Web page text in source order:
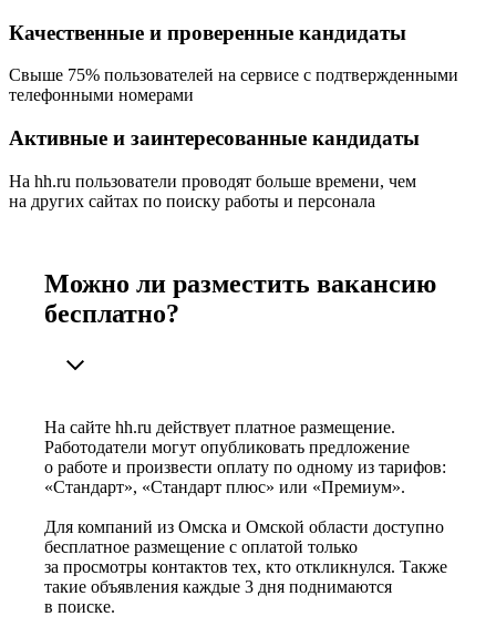
Качественные и проверенные кандидаты
Свыше 75% пользователей на сервисе с подтвержденными
телефонными номерами
Активные и заинтересованные кандидаты
На hh.ru пользователи проводят больше времени, чем
на других сайтах по поиску работы и персонала
Можно ли разместить вакансию
бесплатно?
На сайте hh.ru действует платное размещение.
Работодатели могут опубликовать предложение
о работе и произвести оплату по одному из тарифов:
«Стандарт», «Стандарт плюс» или «Премиум».
Для компаний из Омска и Омской области доступно
бесплатное размещение с оплатой только
за просмотры контактов тех, кто откликнулся. Также
такие объявления каждые 3 дня поднимаются
в поиске.